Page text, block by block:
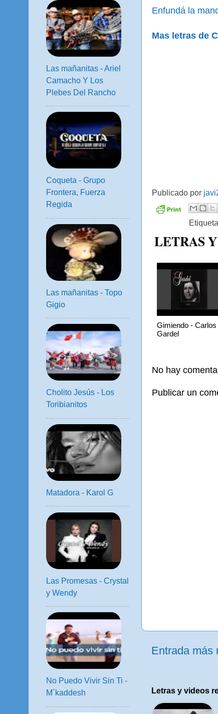
Enfundá la
Mas letras de
Publicado por
LETRAS
Gimiendo - Carlos
Gardel
No hay
Publicar un
Entrada más
Letras y videos
Las mañanitas - Ariel
Camacho Y Los
Plebes Del Rancho
Coqueta - Grupo
Frontera, Fuerza
Regida
Las mañanitas - Topo
Gigio
Cholito Jesús - Los
Toribianitos
Matadora - Karol G
Las Promesas - Crystal
y Wendy
No Puedo Vivir Sin Ti -
M´kaddesh